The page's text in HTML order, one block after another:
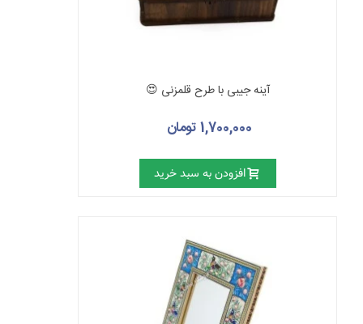
آینه جیبی با طرح قلمزنی 😍
1,700,000 تومان
افزودن به سبد خرید